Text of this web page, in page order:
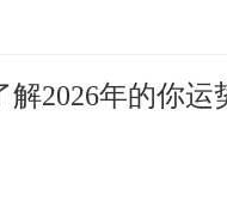
你了解她，因
解自己呢。而
，要照照镜子
多有关于镜子
2026年的你运